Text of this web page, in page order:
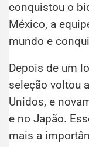
conquistou o
México, a
mundo e
Depois de um
seleção voltou
Unidos, e
e no Japão.
mais a